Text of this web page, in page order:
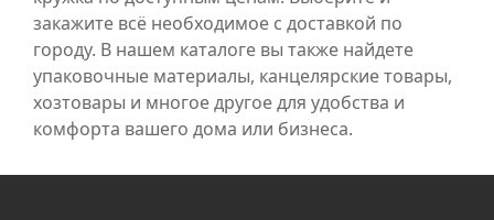
закажите всё необходимое с доставкой по
городу. В нашем каталоге вы также найдете
упаковочные материалы, канцелярские товары,
хозтовары и многое другое для удобства и
комфорта вашего дома или бизнеса.